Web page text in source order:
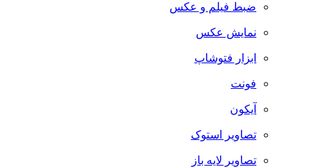
ضبط فيلم و عكس
نمایش عکس
ابزار فتوشاپ
فونت
آیکون
تصاویر استوک
تصاویر لایه باز